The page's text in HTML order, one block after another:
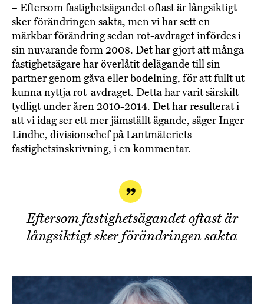
– Eftersom fastighetsägandet oftast är långsiktigt
sker förändringen sakta, men vi har sett en
märkbar förändring sedan rot-avdraget infördes i
sin nuvarande form 2008. Det har gjort att många
fastighetsägare har överlåtit delägande till sin
partner genom gåva eller bodelning, för att fullt ut
kunna nyttja rot-avdraget. Detta har varit särskilt
tydligt under åren 2010-2014. Det har resulterat i
att vi idag ser ett mer jämställt ägande, säger Inger
Lindhe, divisionschef på Lantmäteriets
fastighetsinskrivning, i en kommentar.
Eftersom fastighetsägandet oftast är
långsiktigt sker förändringen sakta